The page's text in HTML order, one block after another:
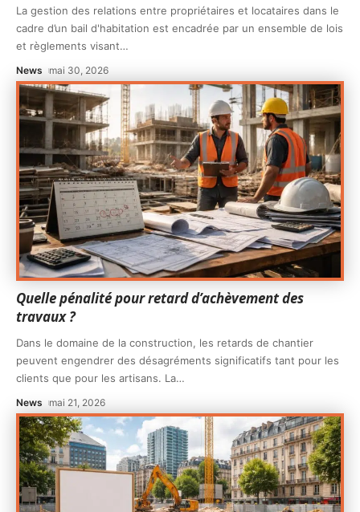
La gestion des relations entre propriétaires et locataires dans le
cadre d’un bail d'habitation est encadrée par un ensemble de lois
et règlements visant…
News mai 30, 2026
Quelle pénalité pour retard d’achèvement des
travaux ?
Dans le domaine de la construction, les retards de chantier
peuvent engendrer des désagréments significatifs tant pour les
clients que pour les artisans. La…
News mai 21, 2026